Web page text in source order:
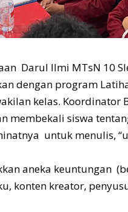
Darul Ilmi MTsN 10
dengan program
kelas. Koordinator
membekali siswa
untuk menulis,
aneka keuntungan
konten kreator,